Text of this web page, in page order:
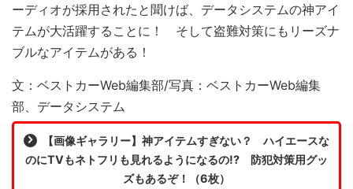
ーディオが採用されたと聞けば、データシステムの神アイ
テムが大活躍することに！ そして盗難対策にもリーズナ
ブルなアイテムがある！
文：ベストカーWeb編集部/写真：ベストカーWeb編集
部、データシステム
【画像ギャラリー】神アイテムすぎない？ ハイエースな
のにTVもネトフリも見れるようになるの!? 防犯対策用グッ
ズもあるぞ！（6枚）